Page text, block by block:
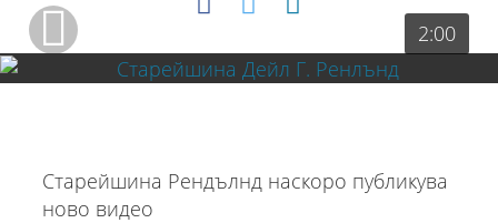
2:00
Старейшина Рендълнд наскоро публикува
ново видео